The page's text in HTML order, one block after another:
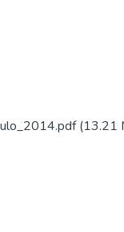
(13.21